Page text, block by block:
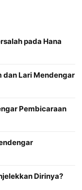
pada Hana
dan Lari Mendengar
Pembicaraan
Dirinya?